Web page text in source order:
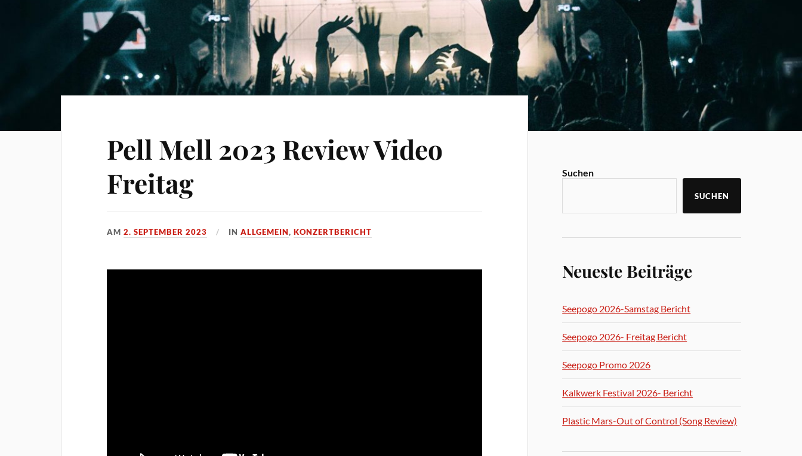
Pell Mell 2023 Review Video
Freitag
AM2. SEPTEMBER 2023 INALLGEMEIN,KONZERTBERICHT
Suchen
SUCHEN
Neueste Beiträge
Seepogo 2026-Samstag Bericht
Seepogo 2026- Freitag Bericht
Seepogo Promo 2026
Kalkwerk Festival 2026- Bericht
Plastic Mars-Out of Control (Song Review)